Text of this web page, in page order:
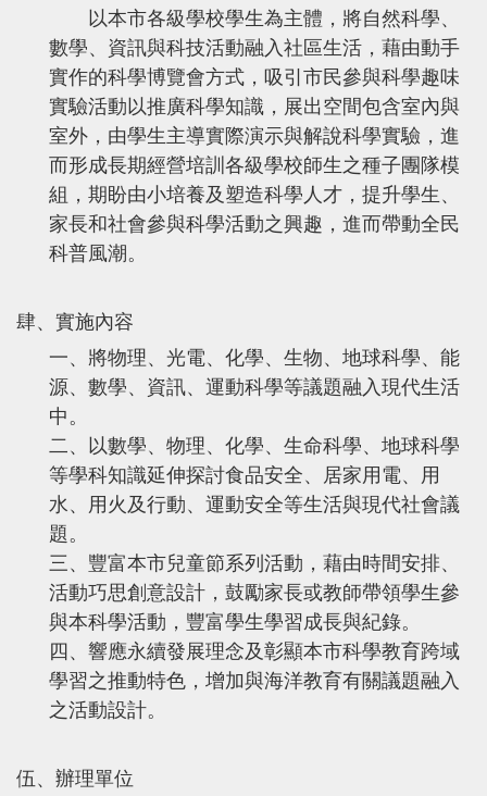
以本市各級學校學生為主體，將自然科學、
數學、資訊與科技活動融入社區生活，藉由動手
實作的科學博覽會方式，吸引市民參與科學趣味
實驗活動以推廣科學知識，展出空間包含室內與
室外，由學生主導實際演示與解說科學實驗，進
而形成長期經營培訓各級學校師生之種子團隊模
組，期盼由小培養及塑造科學人才，提升學生、
家長和社會參與科學活動之興趣，進而帶動全民
科普風潮。
肆、實施內容
一、將物理、光電、化學、生物、地球科學、能
源、數學、資訊、運動科學等議題融入現代生活
中。
二、以數學、物理、化學、生命科學、地球科學
等學科知識延伸探討食品安全、居家用電、用
水、用火及行動、運動安全等生活與現代社會議
題。
三、豐富本市兒童節系列活動，藉由時間安排、
活動巧思創意設計，鼓勵家長或教師帶領學生參
與本科學活動，豐富學生學習成長與紀錄。
四、響應永續發展理念及彰顯本市科學教育跨域
學習之推動特色，增加與海洋教育有關議題融入
之活動設計。
伍、辦理單位